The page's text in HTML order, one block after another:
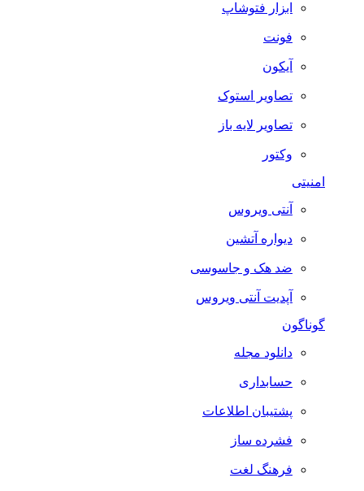
ابزار فتوشاپ
فونت
آیکون
تصاویر استوک
تصاویر لایه باز
وکتور
امنیتی
آنتی ویروس
دیواره آتشین
ضد هک و جاسوسی
آپدیت آنتی ویروس
گوناگون
دانلود مجله
حسابداری
پشتیبان اطلاعات
فشرده ساز
فرهنگ لغت